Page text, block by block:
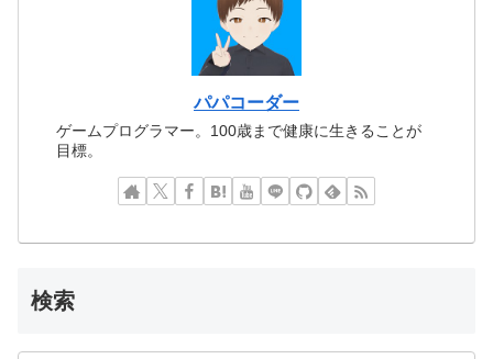
パパコーダー
ゲームプログラマー。100歳まで健康に生きることが
目標。
検索